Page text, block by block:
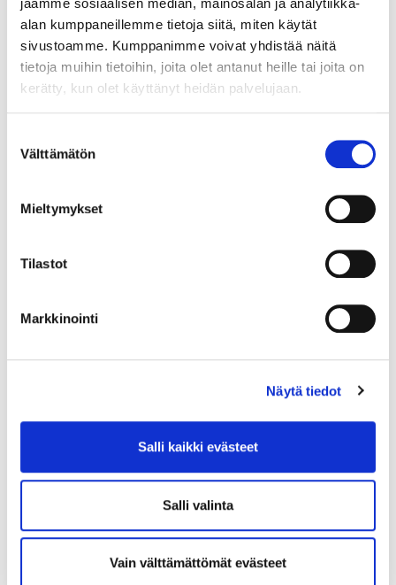
alan kumppaneillemme tietoja siitä, miten käytät
sivustoamme. Kumppanimme voivat yhdistää näitä
tietoja muihin tietoihin, joita olet antanut heille tai joita on
kerätty, kun olet käyttänyt heidän palvelujaan.
valinta
Välttämätön
Mieltymykset
Tilastot
Markkinointi
Näytä tiedot
Salli kaikki evästeet
Salli valinta
Vain välttämättömät evästeet
myynnin, liiketoiminnan kehityksen,
tuotekehityksen, tuotejohtamisen ja
operaatioiden rajapinnoissa, vastaten
erityisesti teknologian
kaupallistamisesta ja kasvun
vastasin tuotejohtamisesta Bluefors
tiekarttojen ja uusien tuotteiden
kvanttiteknologian alalla.
Tällä hetkellä toimin yrittäjänä ES
syväteknologiayrityksiä yhdistämään
liiketoimintaa kestävällä tavalla.
Työskentelen erityisesti
kvanttilaskennan, puolijohteiden,
nanoteknologian, optiikan ja vaativien
Vahvuuteni on kyky hahmottaa